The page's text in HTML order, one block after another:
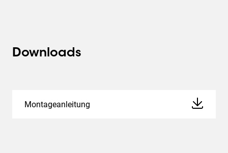
Downloads
Montageanleitung